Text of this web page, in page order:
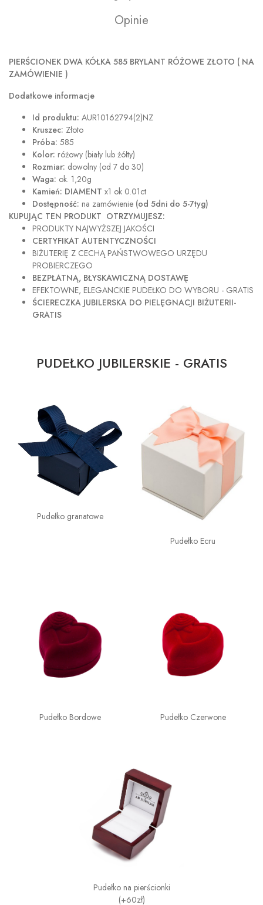
Opinie
PIERŚCIONEK DWA KÓŁKA 585 BRYLANT RÓŻOWE ZŁOTO ( NA
ZAMÓWIENIE )
Dodatkowe informacje
Id produktu: AUR10162794(2)NZ
Kruszec: Złoto
Próba: 585
Kolor: różowy (biały lub żółty)
Rozmiar: dowolny (od 7 do 30)
Waga: ok. 1,20g
Kamień: DIAMENT x1 ok 0.01ct
Dostępność: na zamówienie (od 5dni do 5-7tyg)
KUPUJĄC TEN PRODUKT OTRZYMUJESZ:
PRODUKTY NAJWYŻSZEJ JAKOŚCI
CERTYFIKAT AUTENTYCZNOŚCI
BIŻUTERIĘ Z CECHĄ PAŃSTWOWEGO URZĘDU
PROBIERCZEGO
BEZPŁATNĄ, BŁYSKAWICZNĄ DOSTAWĘ
EFEKTOWNE, ELEGANCKIE PUDEŁKO DO WYBORU - GRATIS
ŚCIERECZKA JUBILERSKA DO PIELĘGNACJI BIŻUTERII-
GRATIS
PUDEŁKO JUBILERSKIE - GRATIS
Pudełko granatowe
Pudełko Ecru
Pudełko Bordowe Pudełko Czerwone
Pudełko na pierścionki
(+60zł)